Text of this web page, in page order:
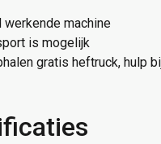
werkende machine
is mogelijk
gratis heftruck, hulp